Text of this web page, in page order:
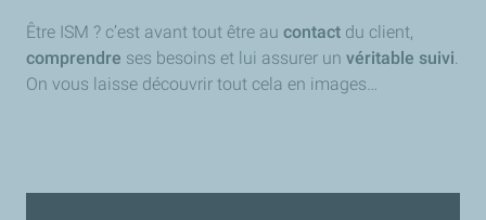
Être ISM ? c’est avant tout être au contact du client,
comprendre ses besoins et lui assurer un véritable suivi.
On vous laisse découvrir tout cela en images…